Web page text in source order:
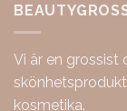
Vi är en grossist
kosmetika.